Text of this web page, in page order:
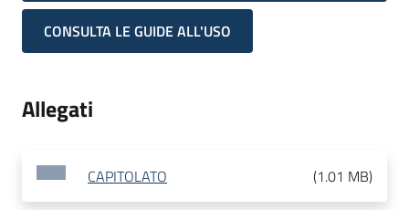
CONSULTA LE GUIDE ALL'USO
Allegati
CAPITOLATO (1.01 MB)